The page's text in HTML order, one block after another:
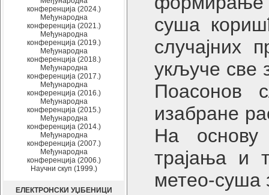
конференција (2024.)
Међународна
конференција (2021.)
Међународна
конференција (2019.)
Међународна
конференција (2018.)
Међународна
конференција (2017.)
Међународна
конференција (2016.)
Међународна
конференција (2015.)
Међународна
конференција (2014.)
Међународна
конференција (2007.)
Међународна
конференција (2006.)
Научни скуп (1999.)
ЕЛЕКТРОНСКИ УЏБЕНИЦИ
суша
случајних
укључе све
Поасонов
изабране
На основу
трајања и
метео-суша